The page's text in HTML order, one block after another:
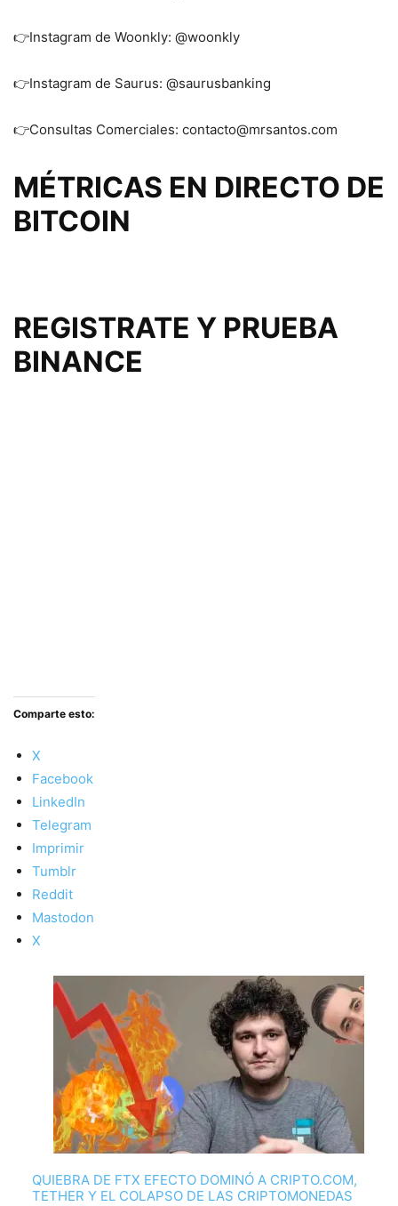
👉Instagram de Woonkly: @woonkly
👉Instagram de Saurus: @saurusbanking
👉Consultas Comerciales: contacto@mrsantos.com
MÉTRICAS EN DIRECTO DE
BITCOIN
REGISTRATE Y PRUEBA
BINANCE
Comparte esto:
X
Facebook
LinkedIn
Telegram
Imprimir
Tumblr
Reddit
Mastodon
X
QUIEBRA DE FTX EFECTO DOMINÓ A CRIPTO.COM,
TETHER Y EL COLAPSO DE LAS CRIPTOMONEDAS